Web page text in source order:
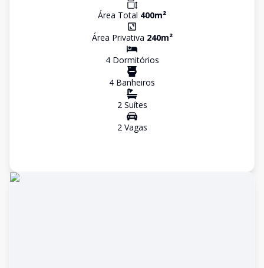
Área Total 400m²
Área Privativa 240m²
4Dormitórios
4 Banheiros
2Suítes
2Vagas